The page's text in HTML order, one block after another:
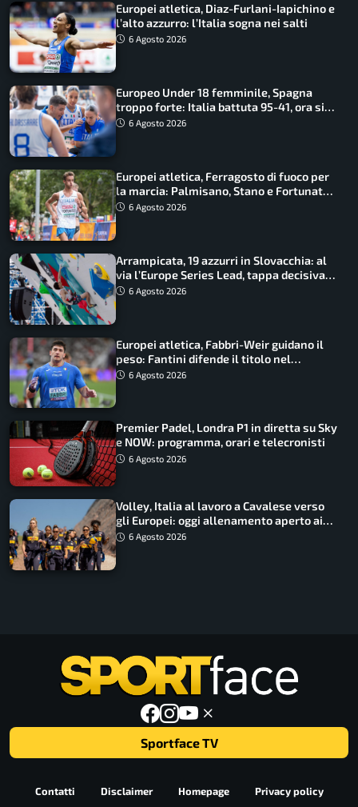
Europei atletica, Diaz-Furlani-Iapichino e
l’alto azzurro: l’Italia sogna nei salti
6 Agosto 2026
Europeo Under 18 femminile, Spagna
troppo forte: Italia battuta 95-41, ora si
gioca il Mondiale
6 Agosto 2026
Europei atletica, Ferragosto di fuoco per
la marcia: Palmisano, Stano e Fortunato
guidano l’Italia
6 Agosto 2026
Arrampicata, 19 azzurri in Slovacchia: al
via l’Europe Series Lead, tappa decisiva
per la Speed
6 Agosto 2026
Europei atletica, Fabbri-Weir guidano il
peso: Fantini difende il titolo nel
martello
6 Agosto 2026
Premier Padel, Londra P1 in diretta su Sky
e NOW: programma, orari e telecronisti
6 Agosto 2026
Volley, Italia al lavoro a Cavalese verso
gli Europei: oggi allenamento aperto ai
tifosi
6 Agosto 2026
Sportface TV
Contatti Disclaimer Homepage
Privacy policy